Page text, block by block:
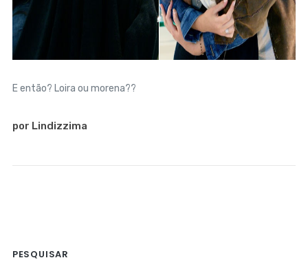
E então? Loira ou morena??
por Lindizzima
PESQUISAR